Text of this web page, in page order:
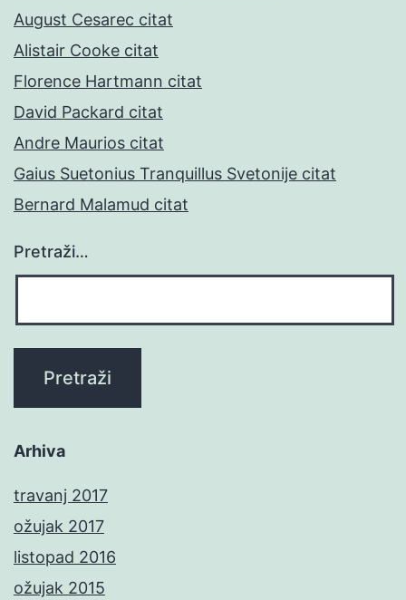
August Cesarec citat
Alistair Cooke citat
Florence Hartmann citat
David Packard citat
Andre Maurios citat
Gaius Suetonius Tranquillus Svetonije citat
Bernard Malamud citat
Pretraži…
Arhiva
travanj 2017
ožujak 2017
listopad 2016
ožujak 2015